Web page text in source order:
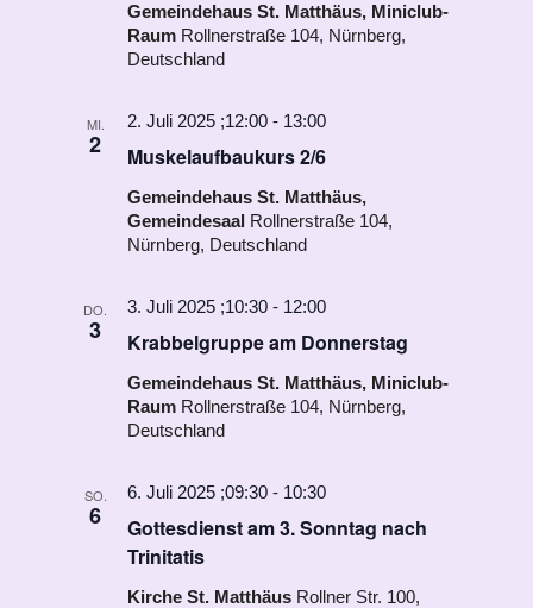
Gemeindehaus St. Matthäus, Miniclub-
Raum Rollnerstraße 104, Nürnberg,
Deutschland
MI.
2 Muskelaufbaukurs 2/6
2. Juli 2025 ;12:00 - 13:00
Gemeindehaus St. Matthäus,
Gemeindesaal Rollnerstraße 104,
Nürnberg, Deutschland
DO.
3 Krabbelgruppe am Donnerstag
3. Juli 2025 ;10:30 - 12:00
Gemeindehaus St. Matthäus, Miniclub-
Raum Rollnerstraße 104, Nürnberg,
Deutschland
SO.
6
Gottesdienst am 3. Sonntag nach
Trinitatis
6. Juli 2025 ;09:30 - 10:30
Kirche St. Matthäus Rollner Str. 100,